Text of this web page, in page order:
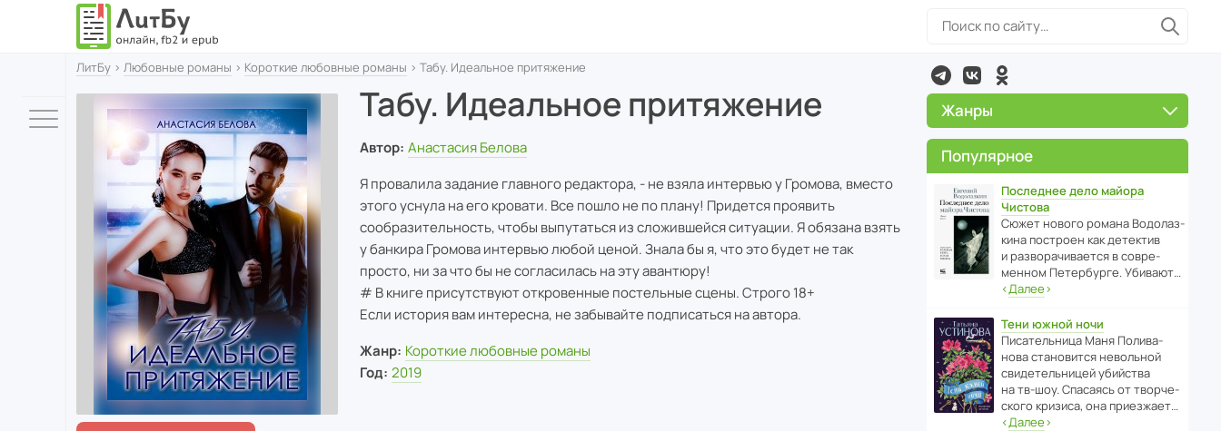
ЛитБу › Любовные романы › Короткие любовные романы › Табу. Идеальное притяжение
Табу. Идеальное притяжение
Автор: Анастасия Белова
Я провалила задание главного редактора, - не взяла интервью у Громова, вместо
этого уснула на его кровати. Все пошло не по плану! Придется проявить
сообразительность, чтобы выпутаться из сложившейся ситуации. Я обязана взять
у банкира Громова интервью любой ценой. Знала бы я, что это будет не так
просто, ни за что бы не согласилась на эту авантюру!
# В книге присутствуют откровенные постельные сцены. Строго 18+
Если история вам интересна, не забывайте подписаться на автора.
Жанр: Короткие любовные романы
Год: 2019
Жанры
Популярное
Последнее дело майора
Чистова
Сюжет нового романа Водо­ла­з­
кина пост­роен как дете­ктив
и разво­ра­чи­ва­ется в совре­
менном Пете­р­бурге. Убивают…
‹Далее›
Тени южной ночи
Писа­тель­ница Маня Поли­ва­
нова стано­вится невольной
свиде­тель­ницей убийства
на тв-шоу. Спасаясь от твор­че­
с­кого кризиса, она приезжает…
‹Далее›